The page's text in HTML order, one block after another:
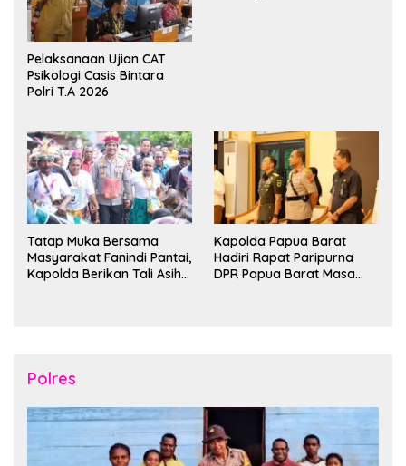
Pelaksanaan Ujian CAT
Psikologi Casis Bintara
Polri T.A 2026
Tatap Muka Bersama
Masyarakat Fanindi Pantai,
Kapolda Berikan Tali Asih
Kapolda Papua Barat
Hadiri Rapat Paripurna
DPR Papua Barat Masa
Polres